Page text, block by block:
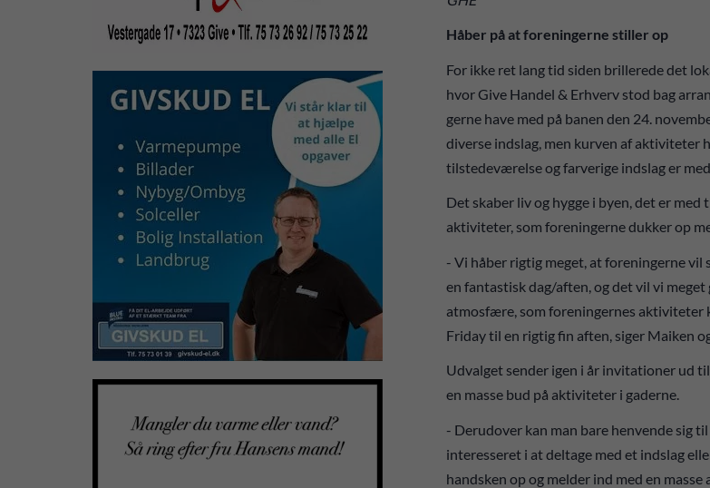
Håber på at foreningerne stiller op
For ikke ret lang tid siden brillerede det
hvor Give Handel & Erhverv stod bag
gerne have med på banen den 24.
diverse indslag, men kurven af aktiviteter
tilstedeværelse og farverige indslag er
Det skaber liv og hygge i byen, det er
aktiviteter, som foreningerne dukker op
- Vi håber rigtig meget, at foreningerne vil
en fantastisk dag/aften, og det vil vi
atmosfære, som foreningernes aktiviteter
Friday til en rigtig fin aften, siger Maiken
Udvalget sender igen i år invitationer ud
en masse bud på aktiviteter i gaderne.
- Derudover kan man bare henvende sig
interesseret i at deltage med et indslag
handsken op og melder ind med en